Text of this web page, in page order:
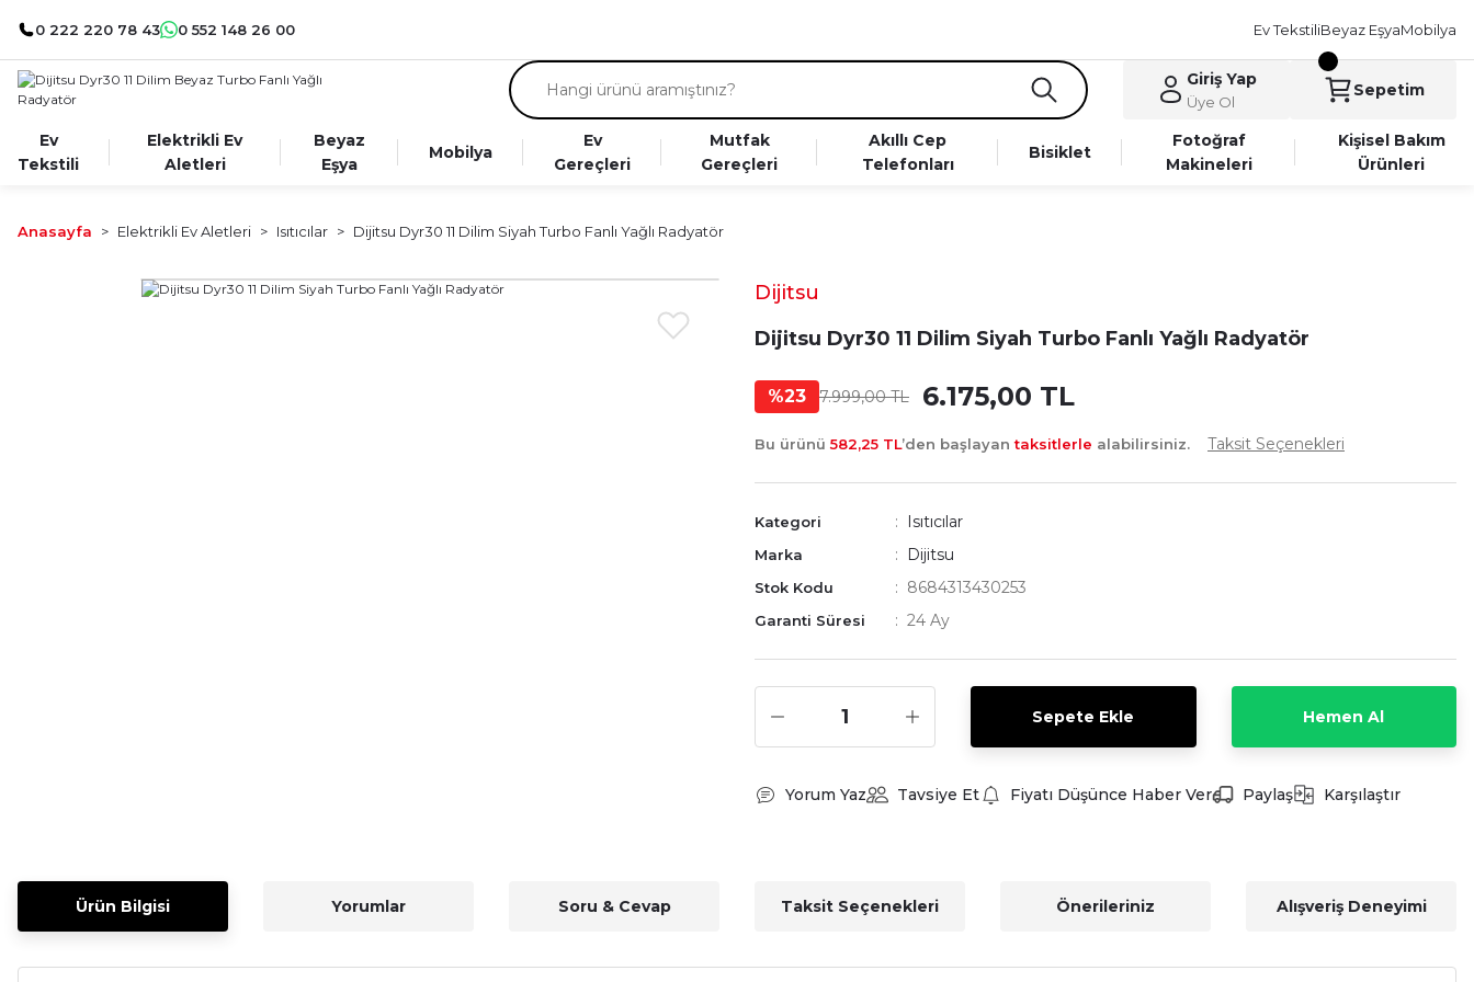
0 222 220 78 43 0 552 148 26 00 Ev TekstiliBeyaz EşyaMobilya
Giriş Yap
Üye Ol
Sepetim
Ev
Tekstili
Elektrikli Ev
Aletleri
Beyaz
Eşya
Mobilya
Ev
Gereçleri
Mutfak
Gereçleri
Akıllı Cep
Telefonları
Bisiklet
Fotoğraf
Makineleri
Kişisel Bakım
Ürünleri
Anasayfa Elektrikli Ev Aletleri Isıtıcılar Dijitsu Dyr30 11 Dilim Siyah Turbo Fanlı Yağlı Radyatör
Dijitsu
Dijitsu Dyr30 11 Dilim Siyah Turbo Fanlı Yağlı Radyatör
%23 7.999,00 TL 6.175,00 TL
Bu ürünü582,25 TL’den başlayantaksitlerle alabilirsiniz. Taksit Seçenekleri
Kategori Isıtıcılar
Marka Dijitsu
Stok Kodu 8684313430253
Garanti Süresi 24 Ay
Sepete Ekle Hemen Al
Yorum Yaz Tavsiye Et Fiyatı Düşünce Haber Ver Paylaş Karşılaştır
Ürün Bilgisi Yorumlar Soru & Cevap Taksit Seçenekleri Önerileriniz Alışveriş Deneyimi